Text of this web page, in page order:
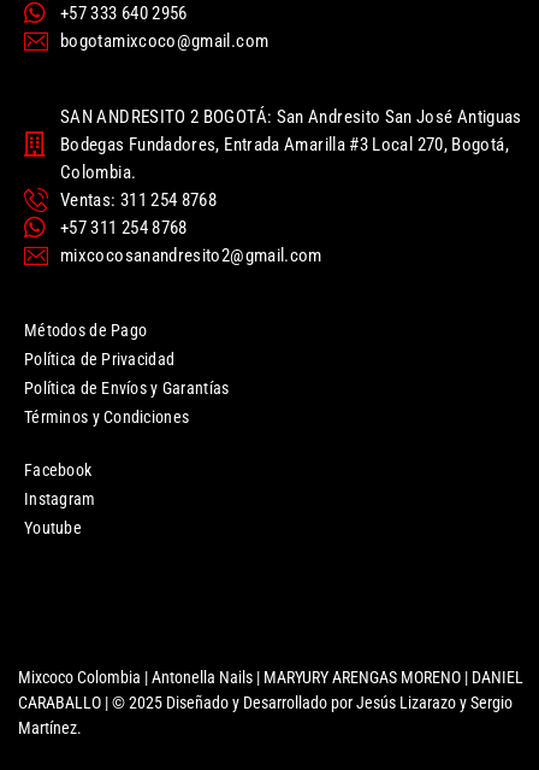
+57 333 640 2956
bogotamixcoco@gmail.com
SAN ANDRESITO 2 BOGOTÁ: San Andresito San José Antiguas
Bodegas Fundadores, Entrada Amarilla #3 Local 270, Bogotá,
Colombia.
Ventas: 311 254 8768
+57 311 254 8768
mixcocosanandresito2@gmail.com
Métodos de Pago
Política de Privacidad
Política de Envíos y Garantías
Términos y Condiciones
Facebook
Instagram
Youtube
Mixcoco Colombia | Antonella Nails | MARYURY ARENGAS MORENO | DANIEL
CARABALLO | © 2025 Diseñado y Desarrollado por Jesús Lizarazo y Sergio
Martínez.